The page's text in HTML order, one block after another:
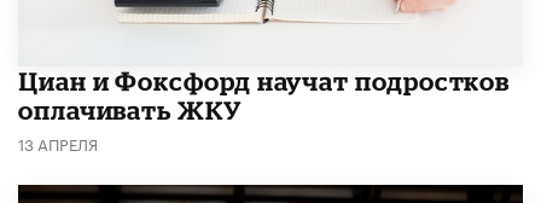
Циан и Фоксфорд научат подростков
оплачивать ЖКУ
13 АПРЕЛЯ